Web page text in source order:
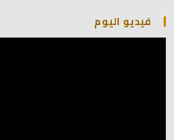
فيديو اليوم
مشغل